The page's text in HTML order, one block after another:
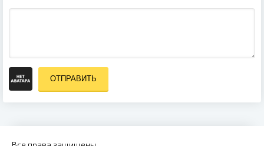
ОТПРАВИТЬ